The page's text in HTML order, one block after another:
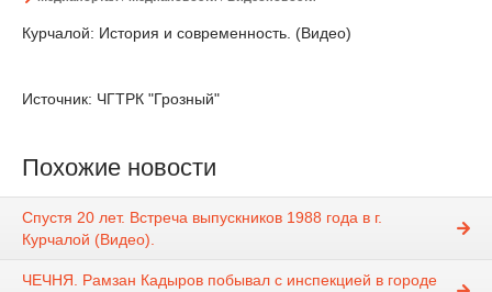
Курчалой: История и современность. (Видео)
Источник: ЧГТРК "Грозный"
Похожие новости
Спустя 20 лет. Встреча выпускников 1988 года в г.
Курчалой (Видео).
ЧЕЧНЯ. Рамзан Кадыров побывал с инспекцией в городе